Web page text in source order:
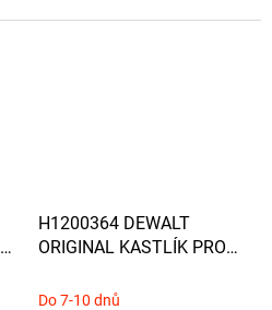
H1200364 DEWALT
ORIGINAL KASTLÍK PRO
THOUGHSYSTEM 2
Do 7-10 dnů